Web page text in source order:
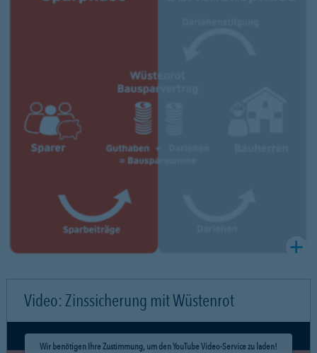
Video: Zinssicherung mit Wüstenrot
Wir benötigen Ihre Zustimmung, um den YouTube Video-Service zu laden!